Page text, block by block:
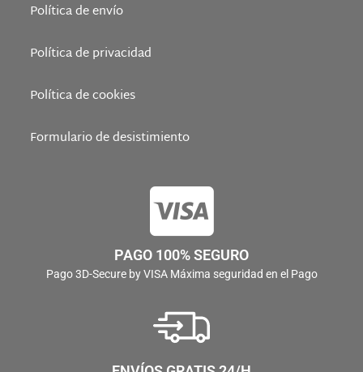
Política de envío
Política de privacidad
Política de cookies
Formulario de desistimiento
PAGO 100% SEGURO
Pago 3D-Secure by VISA Máxima seguridad en el Pago